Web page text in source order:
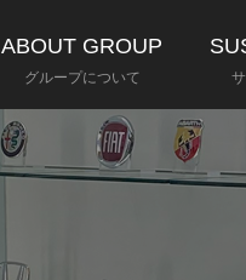
ABOUT GROUP
グループについて